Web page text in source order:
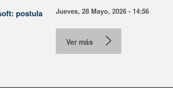
postula
Jueves, 28 Mayo, 2026 - 14:56
Ver más